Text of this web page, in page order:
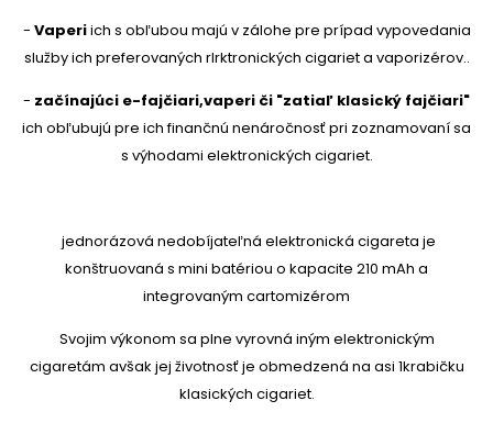
- Vaperiich s obľubou majú v zálohe pre prípad vypovedania
služby ich preferovaných rlrktronických cigariet a vaporizérov..
- začínajúci e-fajčiari,vaperi či "zatiaľ klasický fajčiari"
ich obľubujú pre ich finančnú nenáročnosť pri zoznamovaní sa
s výhodami elektronických cigariet.
jednorázová nedobíjateľná elektronická cigareta je
konštruovaná s mini batériou o kapacite 210 mAh a
integrovaným cartomizérom
Svojim výkonom sa plne vyrovná iným elektronickým
cigaretám avšak jej životnosť je obmedzená na asi 1krabičku
klasických cigariet.